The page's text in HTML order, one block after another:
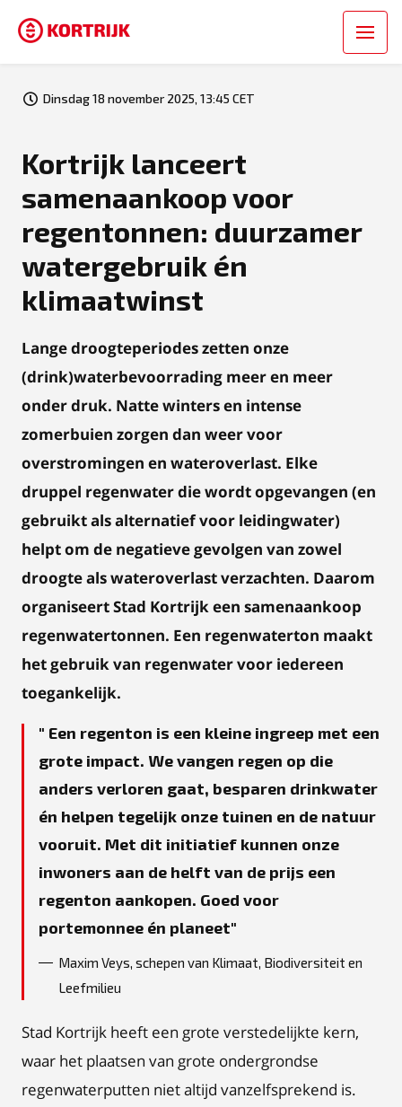
Dinsdag 18 november 2025, 13:45 CET
Kortrijk lanceert
samenaankoop voor
regentonnen: duurzamer
watergebruik én
klimaatwinst
Lange droogteperiodes zetten onze
(drink)waterbevoorrading meer en meer
onder druk. Natte winters en intense
zomerbuien zorgen dan weer voor
overstromingen en wateroverlast. Elke
druppel regenwater die wordt opgevangen (en
gebruikt als alternatief voor leidingwater)
helpt om de negatieve gevolgen van zowel
droogte als wateroverlast verzachten. Daarom
organiseert Stad Kortrijk een samenaankoop
regenwatertonnen. Een regenwaterton maakt
het gebruik van regenwater voor iedereen
toegankelijk.
Een regenton is een kleine ingreep met een
grote impact. We vangen regen op die
anders verloren gaat, besparen drinkwater
én helpen tegelijk onze tuinen en de natuur
vooruit. Met dit initiatief kunnen onze
inwoners aan de helft van de prijs een
regenton aankopen. Goed voor
portemonnee én planeet
Maxim Veys, schepen van Klimaat, Biodiversiteit en
Leefmilieu
Stad Kortrijk heeft een grote verstedelijkte kern,
waar het plaatsen van grote ondergrondse
regenwaterputten niet altijd vanzelfsprekend is.